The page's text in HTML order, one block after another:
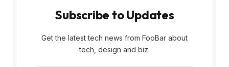
Subscribe to Updates
Get the latest tech news from FooBar about
tech, design and biz.